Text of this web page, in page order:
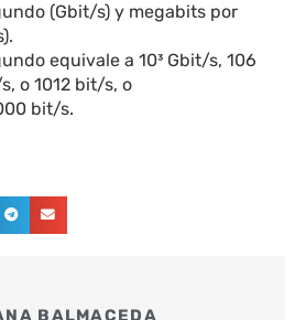
(Gbit/s) y megabits por
equivale a 10³ Gbit/s, 106
o 1012 bit/s, o
bit/s.
BALMACEDA